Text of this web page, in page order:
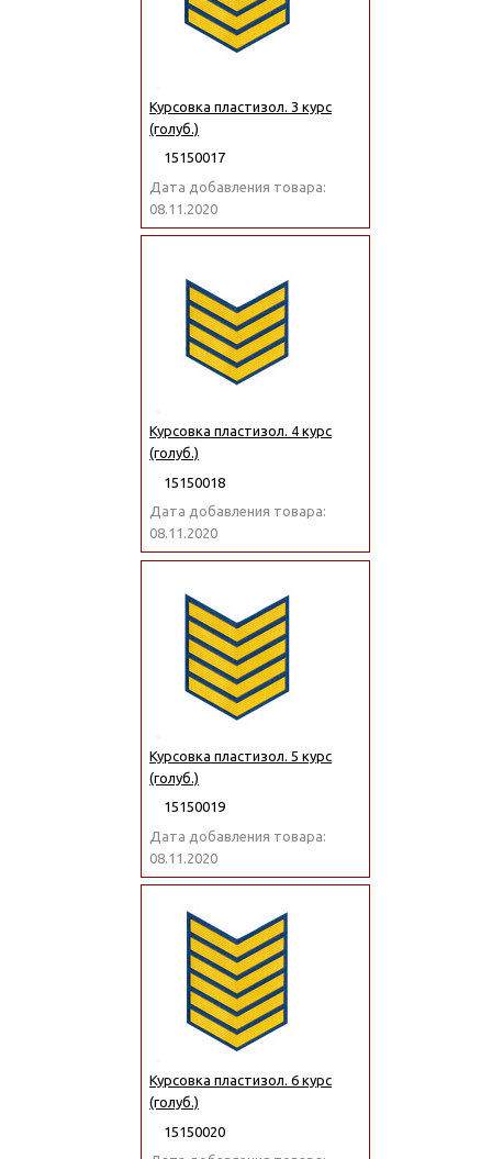
Курсовка пластизол. 3 курс
(голуб.)
15150017
Дата добавления товара:
08.11.2020
Курсовка пластизол. 4 курс
(голуб.)
15150018
Дата добавления товара:
08.11.2020
Курсовка пластизол. 5 курс
(голуб.)
15150019
Дата добавления товара:
08.11.2020
Курсовка пластизол. 6 курс
(голуб.)
15150020